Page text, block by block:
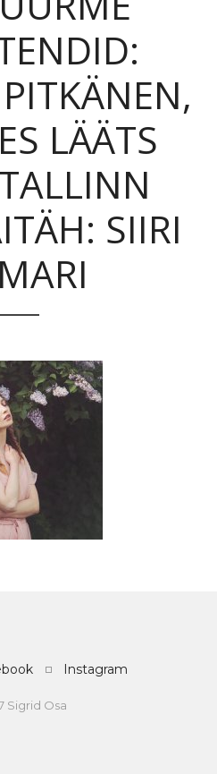
LÄÄTS
SIIRI
Instagram
Sigrid Osa